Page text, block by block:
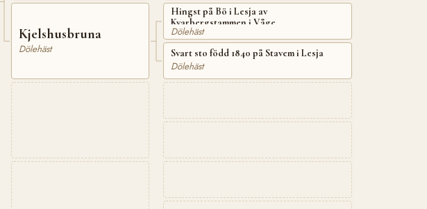
Kjelshusbruna
Dölehäst
Hingst på Bö i Lesja av
Kvarbergstammen i Våge
Dölehäst
Svart sto född 1840 på Stavem i Lesja
Dölehäst